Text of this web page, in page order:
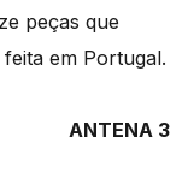
peças que
em Portugal.
ANTENA 3